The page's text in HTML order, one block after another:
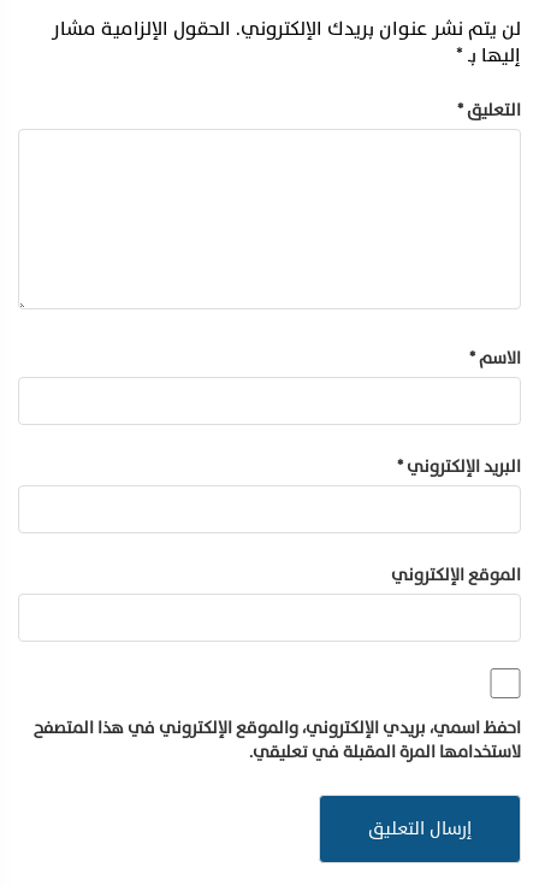
لن يتم نشر عنوان بريدك الإلكتروني. الحقول الإلزامية مشار
إليها بـ*
التعليق*
الاسم*
البريد الإلكتروني*
الموقع الإلكتروني
احفظ اسمي، بريدي الإلكتروني، والموقع الإلكتروني في هذا المتصفح
لاستخدامها المرة المقبلة في تعليقي.